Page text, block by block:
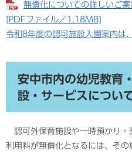
無償化についての詳しいご案
[PDFファイル／1.18MB]
令和8年度の認可施設入園案内は
安中市内の幼児教育
設・サービスについ
認可外保育施設や一時預かり・
利用料が無償化となるには、そ